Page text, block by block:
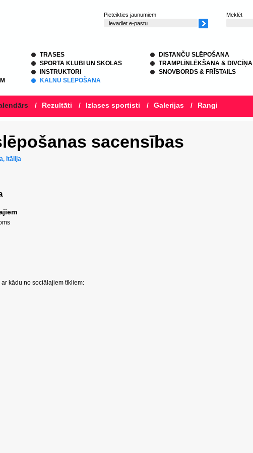
Pieteikties jaunumiem Meklēt
TRASES
SPORTA KLUBI UN SKOLAS
INSTRUKTORI
KALNU SLĒPOŠANA
DISTANČU SLĒPOŠANA
TRAMPLĪNLĒKŠANA & DIVCĪŅA
SNOVBORDS & FRĪSTAILS
/ Rezultāti / Izlases sportisti / Galerijas / Rangi
sacensības
Itālija
kādu no sociālajiem tīkliem: